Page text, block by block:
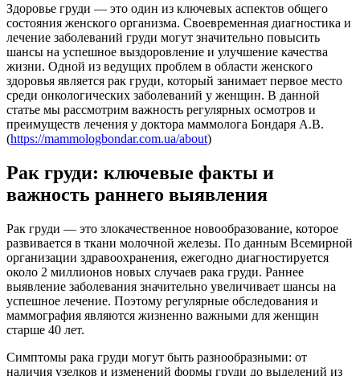
Здоровье груди — это один из ключевых аспектов общего
состояния женского организма. Своевременная диагностика и
лечение заболеваний груди могут значительно повысить
шансы на успешное выздоровление и улучшение качества
жизни. Одной из ведущих проблем в области женского
здоровья является рак груди, который занимает первое место
среди онкологических заболеваний у женщин. В данной
статье мы рассмотрим важность регулярных осмотров и
преимуществ лечения у доктора маммолога Бондаря А.В.
(https://mammologbondar.com.ua/about)
Рак груди: ключевые факты и
важность раннего выявления
Рак груди — это злокачественное новообразование, которое
развивается в ткани молочной железы. По данным Всемирной
организации здравоохранения, ежегодно диагностируется
около 2 миллионов новых случаев рака груди. Раннее
выявление заболевания значительно увеличивает шансы на
успешное лечение. Поэтому регулярные обследования и
маммография являются жизненно важными для женщин
старше 40 лет.
Симптомы рака груди могут быть разнообразными: от
наличия узелков и изменений формы груди до выделений из